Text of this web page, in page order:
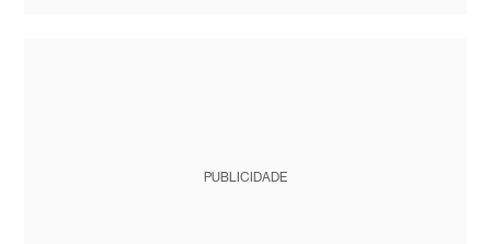
PUBLICIDADE